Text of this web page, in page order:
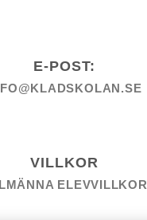
E-POST:
VILLKOR
ELEVVILLKOR